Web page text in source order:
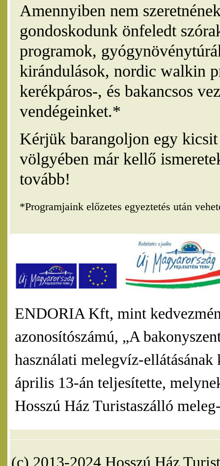
Amennyiben nem
gondoskodunk önfeledt
programok,
kirándulások, nordic walkin
kerékpáros-, és bakancsos
vendégeinket.*
Kérjük barangoljon egy
völgyében már kellő
tovább!
*Programjaink előzetes egyeztetés után
ENDORIA Kft, mint
azonosítószámú, „A
használati melegvíz-
április 13-án teljesítette,
Hosszú Ház Turistaszálló
(c) 2013-2024 Hosszú Ház